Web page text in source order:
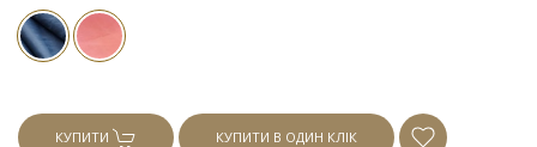
КУПИТИ КУПИТИ В ОДИН КЛІК